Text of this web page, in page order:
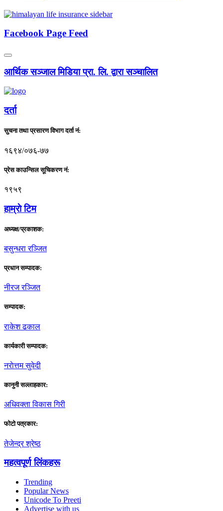
Facebook Page Feed
आर्थिक सञ्जाल मिडिया प्रा. लि. द्वारा सञ्चालित
दर्ता
सुचना तथा प्रसारण विभाग दर्ता नं:
१६९४/०७६-७७
प्रेस काउन्सिल सूचिकरण नं:
१९५९
हाम्राे टिम
अध्यक्ष/प्रकाशक:
बसुन्धरा रञ्जित
प्रधान सम्पादक:
नीरज रञ्जित
सम्पादक:
राकेश ढकाल
कार्यकारी सम्पादक:
नराेत्तम सुवेदी
कानुनी सल्लाहकार:
अधिवक्ता विकास गिरी
फाेटाे पत्रकार:
तेजेन्द्र श्रेष्ठ
महत्वपूर्ण लिंकहरू
Trending
Popular News
Unicode To Preeti
Advertise with us